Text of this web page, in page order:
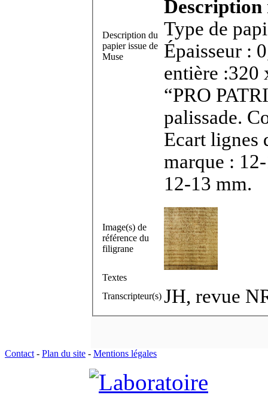
Description du
papier issue de
Muse
Description
Type de
Épaisseur :
entière :320
“PRO
palissade.
Ecart lignes
marque :
12-13 mm.
Image(s) de
référence du
filigrane
Textes
Transcripteur(s) JH, revue
Contact - Plan du site - Mentions légales